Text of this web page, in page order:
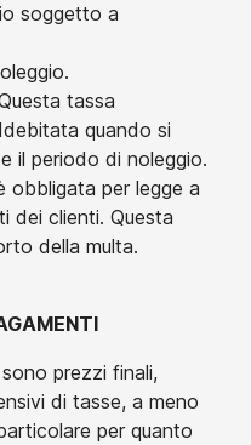
soggetto a
tassa
quando si
il periodo di noleggio.
obbligata per legge a
dei clienti. Questa
della multa.
prezzi finali,
di tasse, a meno
per quanto